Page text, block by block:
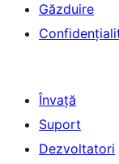
Găzduire
Învață
Suport
Dezvoltatori